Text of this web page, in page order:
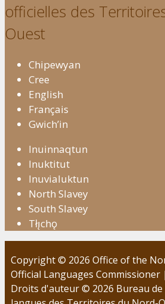
officielles des
Ouest
Chipewyan
Cree
English
Français
Gwich’in
Inuinnaqtun
Inuktitut
Inuvialuktun
North Slavey
South Slavey
Tłı̨chǫ
Copyright © 2026 Office of the
Official Languages Commissioner |
Droits d'auteur © 2026 Bureau de